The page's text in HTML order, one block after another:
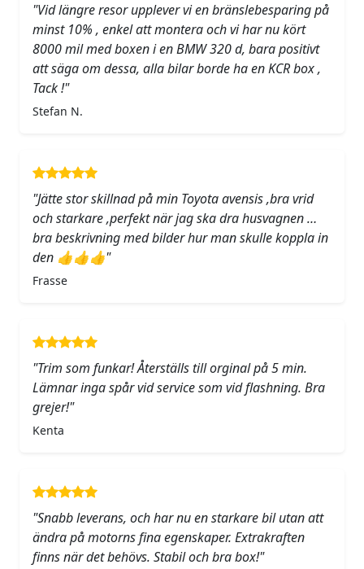
"Vid längre resor upplever vi en bränslebesparing på
minst 10% , enkel att montera och vi har nu kört
8000 mil med boxen i en BMW 320 d, bara positivt
att säga om dessa, alla bilar borde ha en KCR box ,
Tack !"
Stefan N.
"Jätte stor skillnad på min Toyota avensis ,bra vrid
och starkare ,perfekt när jag ska dra husvagnen …
bra beskrivning med bilder hur man skulle koppla in
den 👍👍👍"
Frasse
"Trim som funkar! Återställs till orginal på 5 min.
Lämnar inga spår vid service som vid flashning. Bra
grejer!"
Kenta
"Snabb leverans, och har nu en starkare bil utan att
ändra på motorns fina egenskaper. Extrakraften
finns när det behövs. Stabil och bra box!"